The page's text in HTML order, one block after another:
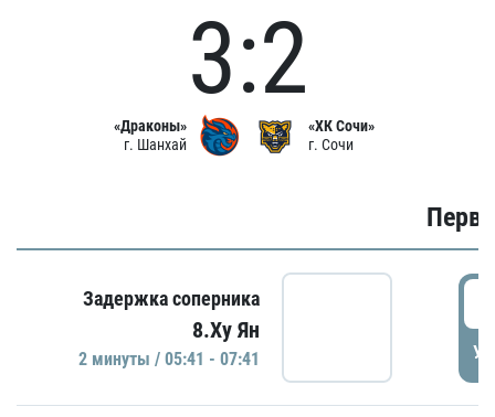
«Драконы»
г. Шанхай
3:2
«ХК Сочи»
г. Сочи
Задержка соперника
8.Ху Ян
2 минуты / 05:41 - 07:41